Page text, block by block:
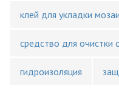
клей для укладки
средство для очистки
гидроизоляция